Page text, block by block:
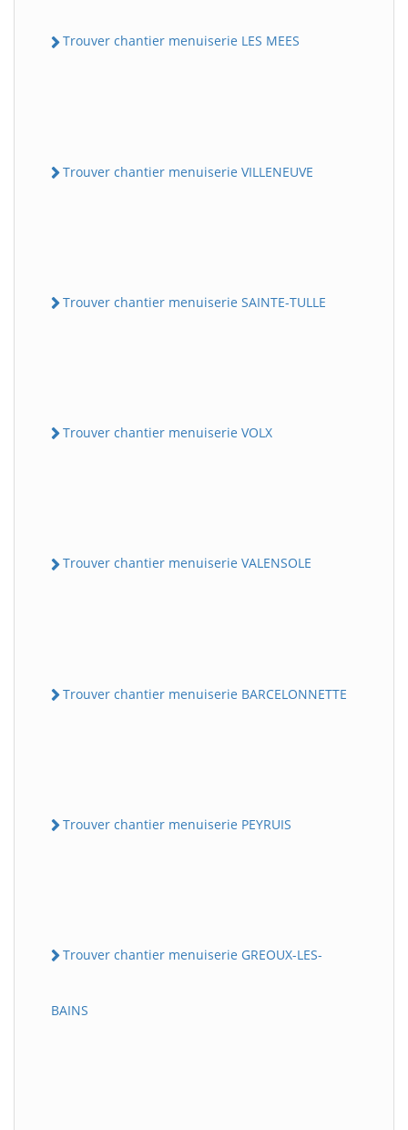
Trouver chantier menuiserie LES MEES
Trouver chantier menuiserie VILLENEUVE
Trouver chantier menuiserie SAINTE-TULLE
Trouver chantier menuiserie VOLX
Trouver chantier menuiserie VALENSOLE
Trouver chantier menuiserie BARCELONNETTE
Trouver chantier menuiserie PEYRUIS
Trouver chantier menuiserie GREOUX-LES-
BAINS